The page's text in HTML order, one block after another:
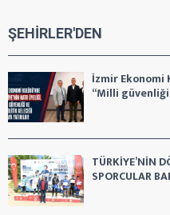
ŞEHİRLER'DEN
İzmir
“Milli
TÜRKİYE’NİN
SPORCULAR